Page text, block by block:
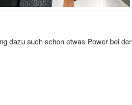
dazu auch schon etwas Power bei der